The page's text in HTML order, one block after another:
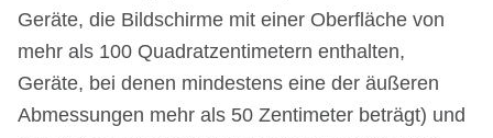
Geräte, die Bildschirme mit einer Oberfläche von
mehr als 100 Quadratzentimetern enthalten,
Geräte, bei denen mindestens eine der äußeren
Abmessungen mehr als 50 Zentimeter beträgt) und